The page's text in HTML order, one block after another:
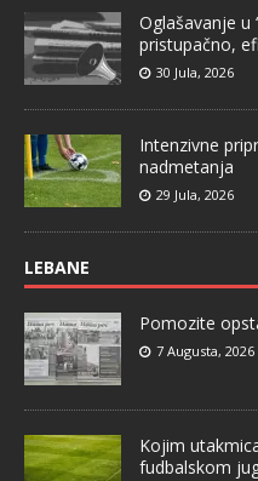
Oglašavanje u
pristupačno,
30 Jula, 2026
Intenzivne
nadmetanja
29 Jula, 2026
LEBANE
Pomozite
7 Augusta, 2026
Kojim
fudbalskom